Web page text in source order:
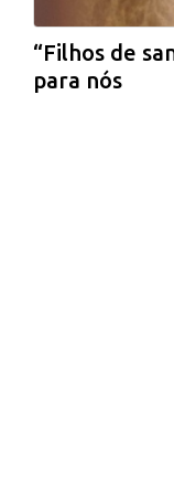
“Filhos de
para nós